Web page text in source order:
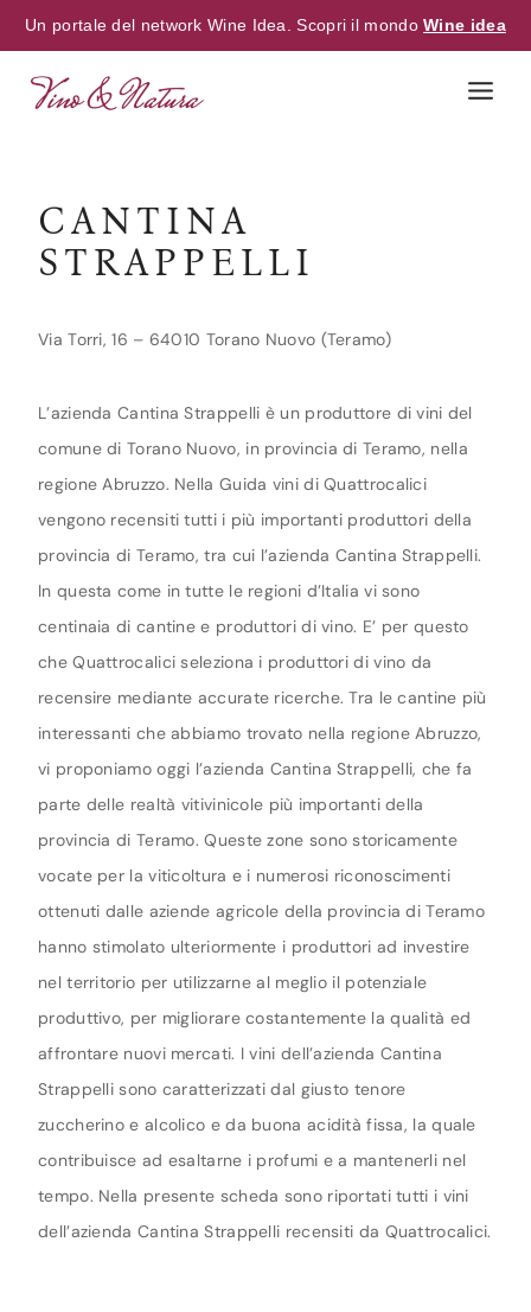
Un portale del network Wine Idea. Scopri il mondoWine idea
CANTINA
STRAPPELLI
Via Torri, 16 – 64010 Torano Nuovo (Teramo)
L’azienda Cantina Strappelli è un produttore di vini del
comune di Torano Nuovo, in provincia di Teramo, nella
regione Abruzzo. Nella Guida vini di Quattrocalici
vengono recensiti tutti i più importanti produttori della
provincia di Teramo, tra cui l’azienda Cantina Strappelli.
In questa come in tutte le regioni d’Italia vi sono
centinaia di cantine e produttori di vino. E’ per questo
che Quattrocalici seleziona i produttori di vino da
recensire mediante accurate ricerche. Tra le cantine più
interessanti che abbiamo trovato nella regione Abruzzo,
vi proponiamo oggi l’azienda Cantina Strappelli, che fa
parte delle realtà vitivinicole più importanti della
provincia di Teramo. Queste zone sono storicamente
vocate per la viticoltura e i numerosi riconoscimenti
ottenuti dalle aziende agricole della provincia di Teramo
hanno stimolato ulteriormente i produttori ad investire
nel territorio per utilizzarne al meglio il potenziale
produttivo, per migliorare costantemente la qualità ed
affrontare nuovi mercati. I vini dell’azienda Cantina
Strappelli sono caratterizzati dal giusto tenore
zuccherino e alcolico e da buona acidità fissa, la quale
contribuisce ad esaltarne i profumi e a mantenerli nel
tempo. Nella presente scheda sono riportati tutti i vini
dell’azienda Cantina Strappelli recensiti da Quattrocalici.